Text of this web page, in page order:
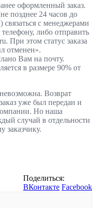
оформленный заказ.
позднее 24 часов до
связаться с менеджерами
либо отправить
При этом статус заказа
отменен».
Вам на почту.
в размере 90% от
Возврат
уже был передан и
Но наша
случай в отдельности
заказчику.
Поделиться:
ВКонтакте Facebook